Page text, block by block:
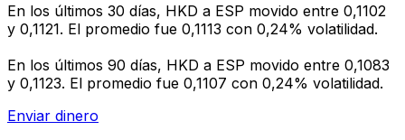
En los últimos 30 días, HKD a ESP movido entre 0,1102
y 0,1121. El promedio fue 0,1113 con 0,24% volatilidad.
En los últimos 90 días, HKD a ESP movido entre 0,1083
y 0,1123. El promedio fue 0,1107 con 0,24% volatilidad.
Enviar dinero